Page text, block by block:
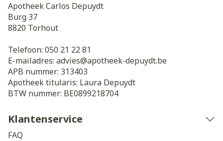
Apotheek Carlos Depuydt
Burg 37
8820 Torhout
Telefoon: 050 21 22 81
E-mailadres: advies@apotheek-depuydt.be
APB nummer: 313403
Apotheek titularis: Laura Depuydt
BTW nummer: BE0899218704
Klantenservice
FAQ